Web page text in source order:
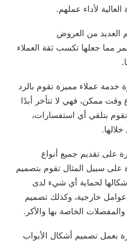
لأداء عملهم.
العديد من العروض
مما جعلها تكسب ثقة العملاء
خدمة عملاء مميزة تقوم بالرد
وقت ممكن، فهي لا تتأخر أبدًا
بتلقي أي استفسارات،
على تقديم جميع أنواع
على سبيل المثال تقوم بتصميم
لحماية أي شيء لدى
خارجية، وكذلك تصميم
الخاصة بها والأكر.
بعمل تصميم أشكال الأبواب